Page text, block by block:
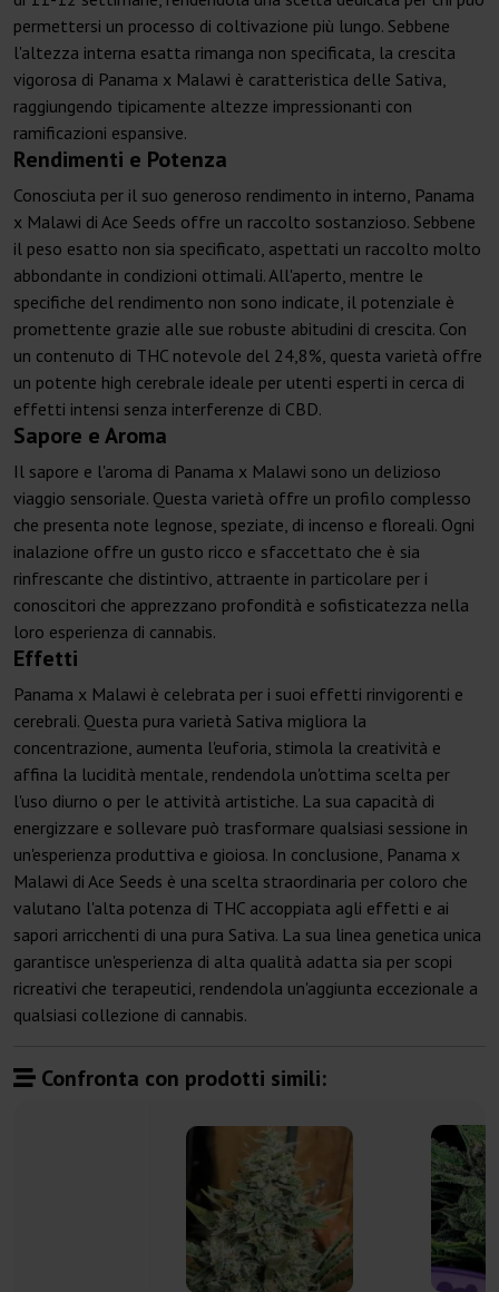
permettersi un processo di coltivazione più lungo. Sebbene
l'altezza interna esatta rimanga non specificata, la crescita
vigorosa di Panama x Malawi è caratteristica delle Sativa,
raggiungendo tipicamente altezze impressionanti con
ramificazioni espansive.
Rendimenti e Potenza
Conosciuta per il suo generoso rendimento in interno, Panama
x Malawi di Ace Seeds offre un raccolto sostanzioso. Sebbene
il peso esatto non sia specificato, aspettati un raccolto molto
abbondante in condizioni ottimali. All'aperto, mentre le
specifiche del rendimento non sono indicate, il potenziale è
promettente grazie alle sue robuste abitudini di crescita. Con
un contenuto di THC notevole del 24,8%, questa varietà offre
un potente high cerebrale ideale per utenti esperti in cerca di
effetti intensi senza interferenze di CBD.
Sapore e Aroma
Il sapore e l'aroma di Panama x Malawi sono un delizioso
viaggio sensoriale. Questa varietà offre un profilo complesso
che presenta note legnose, speziate, di incenso e floreali. Ogni
inalazione offre un gusto ricco e sfaccettato che è sia
rinfrescante che distintivo, attraente in particolare per i
conoscitori che apprezzano profondità e sofisticatezza nella
loro esperienza di cannabis.
Effetti
Panama x Malawi è celebrata per i suoi effetti rinvigorenti e
cerebrali. Questa pura varietà Sativa migliora la
concentrazione, aumenta l'euforia, stimola la creatività e
affina la lucidità mentale, rendendola un'ottima scelta per
l'uso diurno o per le attività artistiche. La sua capacità di
energizzare e sollevare può trasformare qualsiasi sessione in
un'esperienza produttiva e gioiosa. In conclusione, Panama x
Malawi di Ace Seeds è una scelta straordinaria per coloro che
valutano l'alta potenza di THC accoppiata agli effetti e ai
sapori arricchenti di una pura Sativa. La sua linea genetica unica
garantisce un'esperienza di alta qualità adatta sia per scopi
ricreativi che terapeutici, rendendola un'aggiunta eccezionale a
qualsiasi collezione di cannabis.
Confronta con prodotti simili: